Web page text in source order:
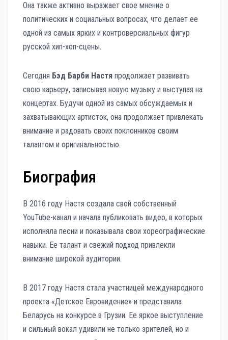
Она также активно выражает свое мнение о
политических и социальных вопросах, что делает ее
одной из самых ярких и контроверсиальных фигур
русской хип-хоп-сцены.
Сегодня Бэд Барби Настя продолжает развивать
свою карьеру, записывая новую музыку и выступая на
концертах. Будучи одной из самых обсуждаемых и
захватывающих артисток, она продолжает привлекать
внимание и радовать своих поклонников своим
талантом и оригинальностью.
Биография
В 2016 году Настя создала свой собственный
YouTube-канал и начала публиковать видео, в которых
исполняла песни и показывала свои хореографические
навыки. Ее талант и свежий подход привлекли
внимание широкой аудитории.
В 2017 году Настя стала участницей международного
проекта «Детское Евровидение» и представила
Беларусь на конкурсе в Грузии. Ее яркое выступление
и сильный вокал удивили не только зрителей, но и